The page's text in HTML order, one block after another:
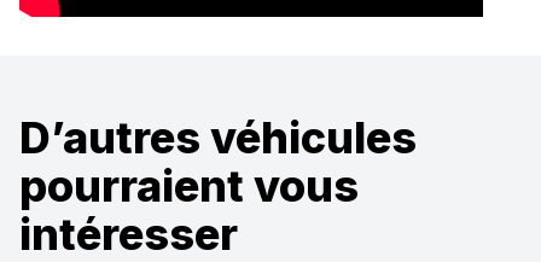
D’autres véhicules
pourraient vous
intéresser